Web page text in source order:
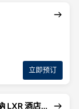
立即预订
豪華崖頂別墅 | 巴厘島烏馬納 LXR 酒店及度假村